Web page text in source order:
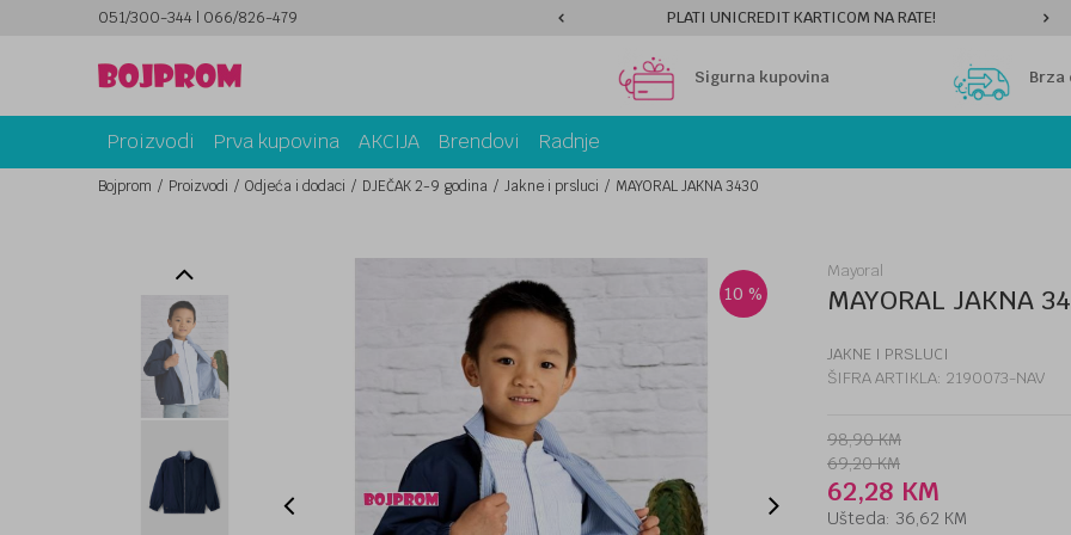
051/300-344 | 066/826-479SIGURNO PLAĆANJE PLATNIM KARTICAMA! PLATI UNICREDIT KARTICOM NA RATE!
Sigurna kupovina Brza
Proizvodi Prva kupovina AKCIJA Brendovi Radnje
Bojprom Proizvodi Odjeća i dodaci DJEČAK 2-9 godina Jakne i prsluci MAYORAL JAKNA 3430
10 %
Mayoral
MAYORAL JAKNA
JAKNE I PRSLUCI
ŠIFRA ARTIKLA: 2190073-NAV
98,90 KM
69,20 KM
62,28 KM
Ušteda: 36,62 KM